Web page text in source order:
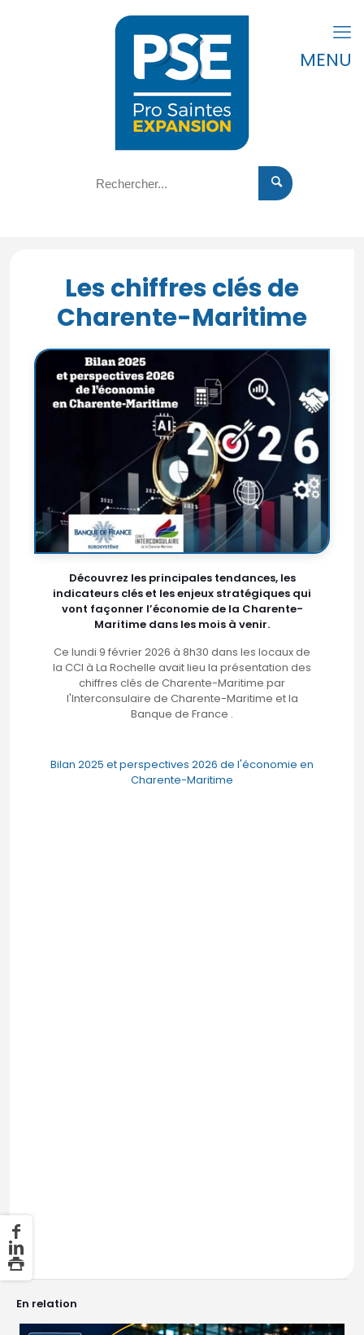
MENU
Les chiffres clés de
Charente-Maritime
Découvrez les principales tendances, les
indicateurs clés et les enjeux stratégiques qui
vont façonner l’économie de la Charente-
Maritime dans les mois à venir.
Ce lundi 9 février 2026 à 8h30 dans les locaux de
la CCI à La Rochelle avait lieu la présentation des
chiffres clés de Charente-Maritime par
l'Interconsulaire de Charente-Maritime et la
Banque de France .
Bilan 2025 et perspectives 2026 de l'économie en
Charente-Maritime
En relation